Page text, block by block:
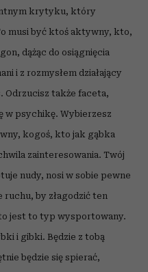
krytyku, który
musi być ktoś aktywny, kto,
dążąc do osiągnięcia
i z rozmysłem działający
Odrzucisz także faceta,
w psychikę. Wybierzesz
kogoś, kto jak gąbka
zainteresowania. Twój
nudy, nosi w sobie pewne
ruchu, by złagodzić ten
jest to typ wysportowany.
i gibki. Będzie z tobą
będzie się spierać,